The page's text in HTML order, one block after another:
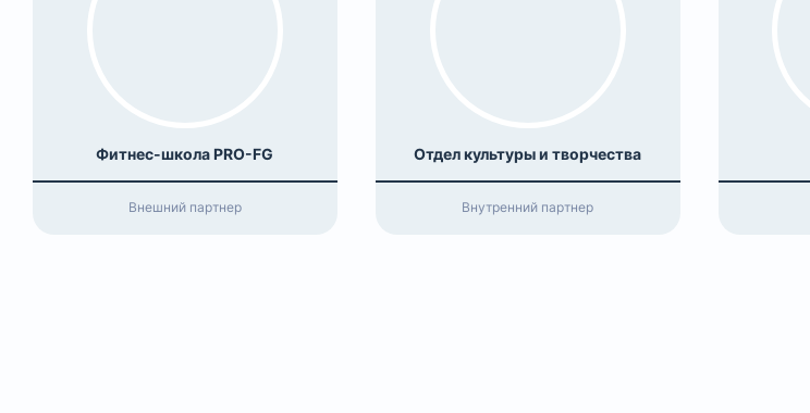
Фитнес-школа PRO-FG
Внешний партнер
Отдел культуры и творчества
Внутренний партнер